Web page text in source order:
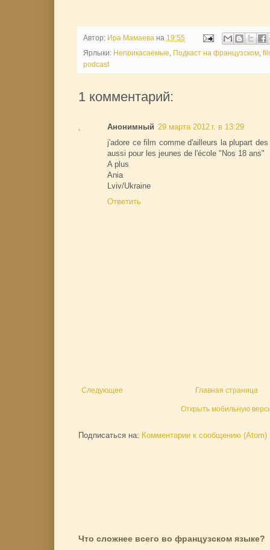
Автор: Ира Мамаева на 19:55
Ярлыки: Неприкасаемые, Подкаст на французском,
podcast
1 комментарий:
Анонимный 29 марта 2012 г. в 13:29
j'adore ce film comme d'ailleurs la plupart
aussi pour les jeunes de l'école "Nos 18 ans"
A plus
Ania
Lviv/Ukraine
Ответить
Следующее Главная страница
Открыть мобильную
Подписаться на: Комментарии к сообщению (Atom)
Что сложнее всего во французском языке?